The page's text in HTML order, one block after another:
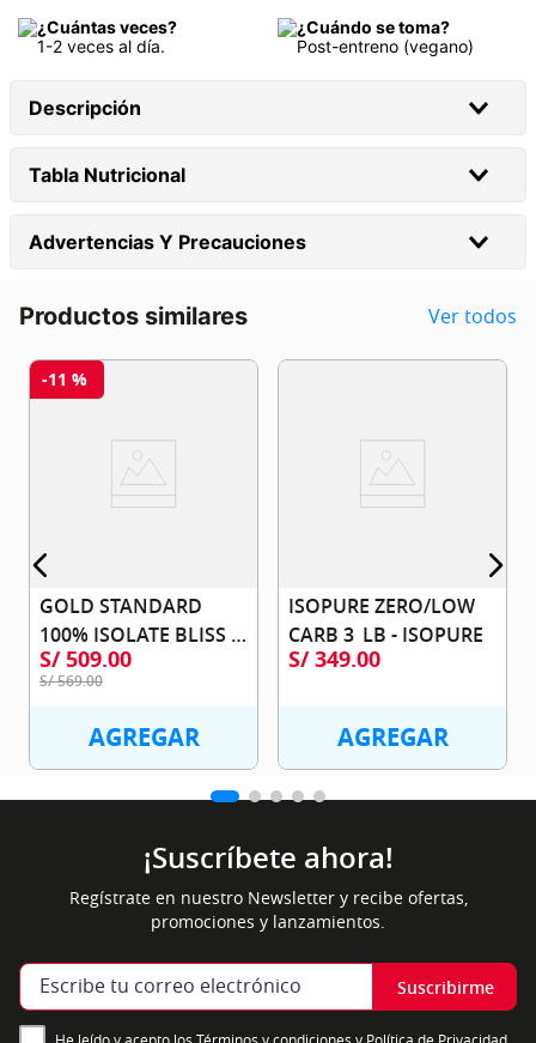
¿Cuántas veces?
1-2 veces al día.
¿Cuándo se toma?
Post-entreno (vegano)
Descripción
Tabla Nutricional
Advertencias Y Precauciones
Productos similares Ver todos
-11 %
GOLD STANDARD
100% ISOLATE BLISS
5LB - OPTIMUM
NUTRITION
S/ 509.00
S/569.00
AGREGAR
ISOPURE ZERO/LOW
CARB 3  LB - ISOPURE
S/ 349.00
AGREGAR
¡Suscríbete ahora!
Regístrate en nuestro Newsletter y recibe ofertas,
promociones y lanzamientos.
Suscribirme